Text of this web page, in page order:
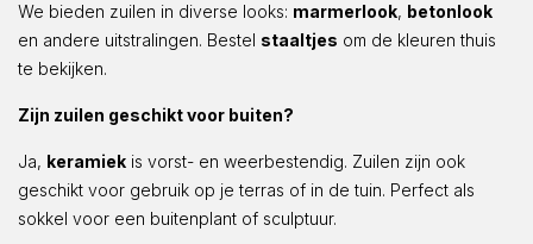
We bieden zuilen in diverse looks: marmerlook, betonlook
en andere uitstralingen. Bestel staaltjes om de kleuren thuis
te bekijken.
Zijn zuilen geschikt voor buiten?
Ja, keramiek is vorst- en weerbestendig. Zuilen zijn ook
geschikt voor gebruik op je terras of in de tuin. Perfect als
sokkel voor een buitenplant of sculptuur.